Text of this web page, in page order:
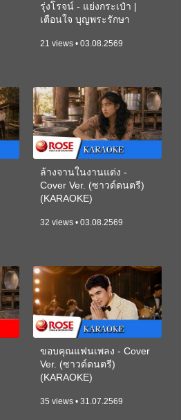
รุ่งโรจน์ - แย่งกระเป๋า |
เตือนใจ บุญพระรักษา
21 views • 03.08.2569
ล้างจานในงานแต่ง -
Cover Ver. (ซาวด์ดนตรี)
(KARAOKE)
32 views • 03.08.2569
ขอบคุณแฟนเพลง - Cover
Ver. (ซาวด์ดนตรี)
(KARAOKE)
35 views • 31.07.2569